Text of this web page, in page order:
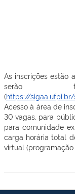
As inscrições estão
serão
(https://
Acesso à área de
30 vagas, para
para comunidade
carga horária total
virtual (programação